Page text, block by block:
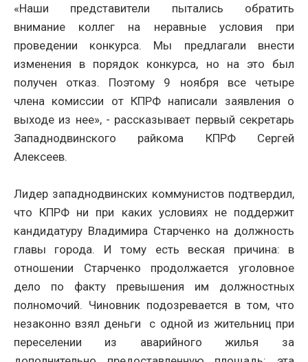
«Наши представители пытались обратить
внимание коллег на неравные условия при
проведении конкурса. Мы предлагали внести
изменения в порядок конкурса, но на это был
получен отказ. Поэтому 9 ноября все четыре
члена комиссии от КПРФ написали заявления о
выходе из нее», - рассказывает первый секретарь
Западнодвинского райкома КПРФ Сергей
Алексеев.
Лидер западнодвинских коммунистов подтвердил,
что КПРФ ни при каких условиях не поддержит
кандидатуру Владимира Старченко на должность
главы города. И тому есть веская причина: в
отношении Старченко продолжается уголовное
дело по факту превышения им должностных
полномочий. Чиновник подозревается в том, что
незаконно взял деньги с одной из жительниц при
переселении из аварийного жилья за